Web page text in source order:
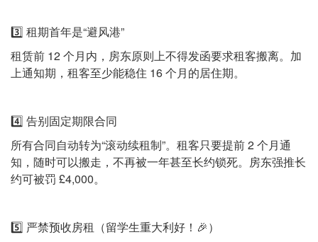
3️⃣ 租期首年是“避风港”
租赁前 12 个月内，房东原则上不得发函要求租客搬离。加
上通知期，租客至少能稳住 16 个月的居住期。
4️⃣ 告别固定期限合同
所有合同自动转为“滚动续租制”。租客只要提前 2 个月通
知，随时可以搬走，不再被一年甚至长约锁死。房东强推长
约可被罚 £4,000。
5️⃣ 严禁预收房租（留学生重大利好！🎉）